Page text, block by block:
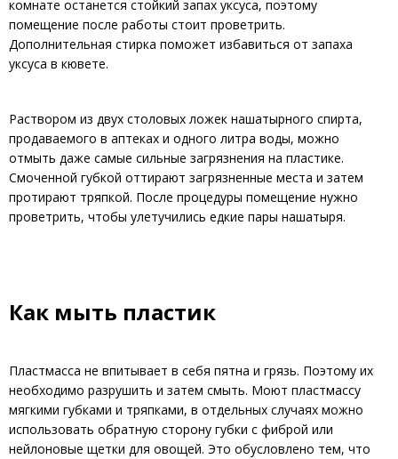
комнате останется стойкий запах уксуса, поэтому
помещение после работы стоит проветрить.
Дополнительная стирка поможет избавиться от запаха
уксуса в кювете.
Раствором из двух столовых ложек нашатырного спирта,
продаваемого в аптеках и одного литра воды, можно
отмыть даже самые сильные загрязнения на пластике.
Смоченной губкой оттирают загрязненные места и затем
протирают тряпкой. После процедуры помещение нужно
проветрить, чтобы улетучились едкие пары нашатыря.
Как мыть пластик
Пластмасса не впитывает в себя пятна и грязь. Поэтому их
необходимо разрушить и затем смыть. Моют пластмассу
мягкими губками и тряпками, в отдельных случаях можно
использовать обратную сторону губки с фиброй или
нейлоновые щетки для овощей. Это обусловлено тем, что